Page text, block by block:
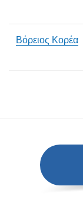
Βόρειος Κορέα